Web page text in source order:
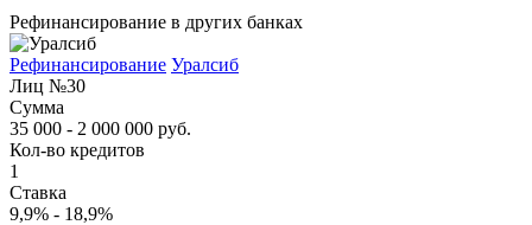
Рефинансирование в других банках
Рефинансирование Уралсиб
Лиц №30
Сумма
35 000 - 2 000 000 руб.
Кол-во кредитов
1
Ставка
9,9% - 18,9%